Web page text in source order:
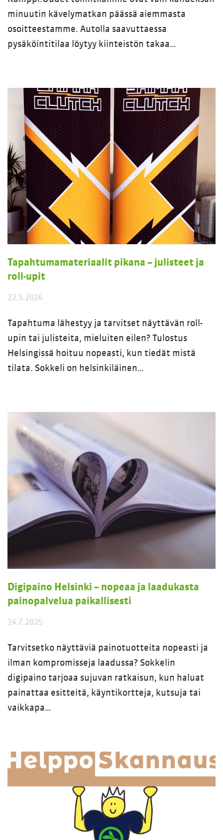
minuutin kävelymatkan päässä aiemmasta
osoitteestamme. Autolla saavuttaessa
pysäköintitilaa löytyy kiinteistön takaa…
Tapahtumamateriaalit pikana – julisteet ja
roll-upit
22.5.2026
Tapahtuma lähestyy ja tarvitset näyttävän roll-
upin tai julisteita, mieluiten eilen? Tulostus
Helsingissä hoituu nopeasti, kun tiedät mistä
tilata. Sokkeli on helsinkiläinen…
Digipaino Helsinki – nopeaa ja laadukasta
painopalvelua paikallisesti
14.7.2025
Tarvitsetko näyttäviä painotuotteita nopeasti ja
ilman kompromisseja laadussa? Sokkelin
digipaino tarjoaa sujuvan ratkaisun, kun haluat
painattaa esitteitä, käyntikortteja, kutsuja tai
vaikkapa…